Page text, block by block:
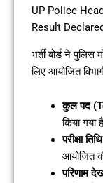
UP Police
Result
भर्ती बोर्ड ने
लिए आयोजित
कुल पद
किया गया
परीक्षा
आयोजित
परिणाम